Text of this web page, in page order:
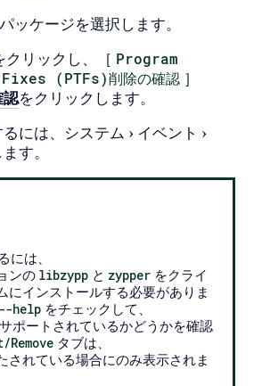
ッケージを選択します。
クリックし、［ Program
(PTFs)削除の確認 ］
認をクリックします。
には、 システム
イベント
す。
には、
ンの libzypp と zypper をクライ
にインストールする必要がありま
help をチェックして、
ポートされているかどうかを確認
タブは、
されている場合にのみ表示されま